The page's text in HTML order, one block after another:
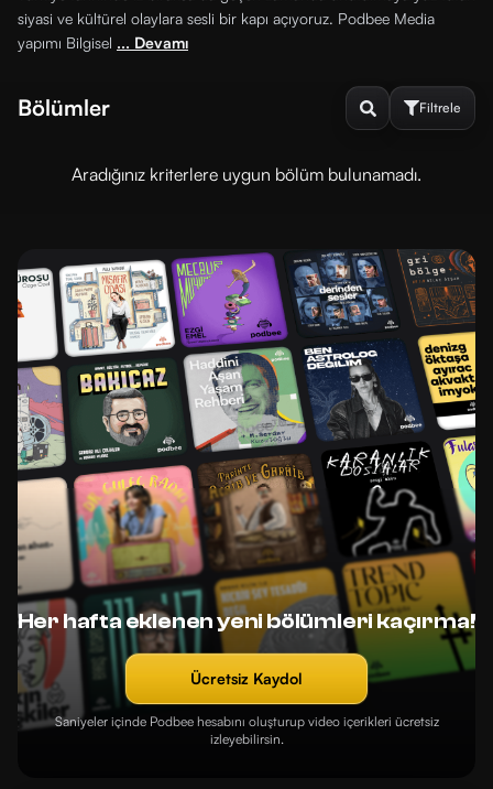
siyasi ve kültürel olaylara sesli bir kapı açıyoruz. Podbee Media
yapımı Bilgisel ... Devamı
Bölümler Filtrele
Filtrele
DINLENME
DURUMU
Dinlenmedi
Dinlendi
SIRALAMA
En
yeni
En
eski
Aradığınız kriterlere uygun bölüm bulunamadı.
Her hafta eklenen yeni bölümleri kaçırma!
Ücretsiz Kaydol
Saniyeler içinde Podbee hesabını oluşturup video içerikleri ücretsiz
izleyebilirsin.